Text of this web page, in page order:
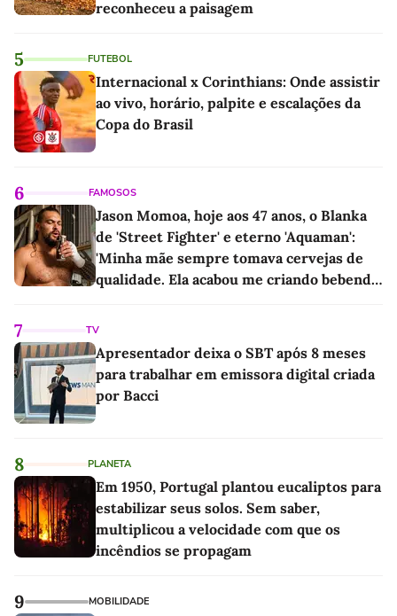
reconheceu a paisagem
5 FUTEBOL
Internacional x Corinthians: Onde assistir
ao vivo, horário, palpite e escalações da
Copa do Brasil
6 FAMOSOS
Jason Momoa, hoje aos 47 anos, o Blanka
de 'Street Fighter' e eterno 'Aquaman':
'Minha mãe sempre tomava cervejas de
qualidade. Ela acabou me criando bebendo
7 TV
Apresentador deixa o SBT após 8 meses
para trabalhar em emissora digital criada
por Bacci
8 PLANETA
Em 1950, Portugal plantou eucaliptos para
estabilizar seus solos. Sem saber,
multiplicou a velocidade com que os
incêndios se propagam
9 MOBILIDADE